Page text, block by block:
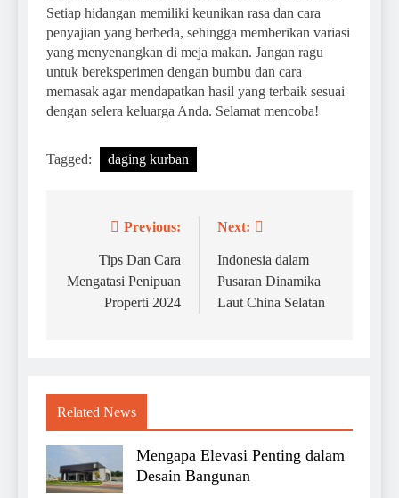
Setiap hidangan memiliki keunikan rasa dan cara
penyajian yang berbeda, sehingga memberikan variasi
yang menyenangkan di meja makan. Jangan ragu
untuk bereksperimen dengan bumbu dan cara
memasak agar mendapatkan hasil yang terbaik sesuai
dengan selera keluarga Anda. Selamat mencoba!
Tagged: daging kurban
NavigasiPrevious:
Tips Dan Cara
Mengatasi Penipuan
Properti 2024
Next:
Indonesia dalam
Pusaran Dinamika
Laut China Selatan
Related News
Mengapa Elevasi Penting dalam
Desain Bangunan